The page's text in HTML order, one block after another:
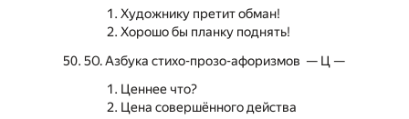
Художнику претит обман!
Хорошо бы планку поднять!
50. Азбука стихо-прозо-афоризмов — Ц —
Ценнее что?
Цена совершённого действа